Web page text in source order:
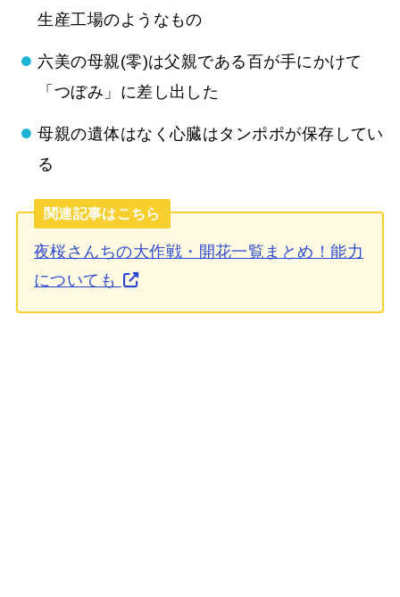
生産工場のようなもの
六美の母親(零)は父親である百が手にかけて
「つぼみ」に差し出した
母親の遺体はなく心臓はタンポポが保存してい
る
関連記事はこちら
夜桜さんちの大作戦・開花一覧まとめ！能力
についても